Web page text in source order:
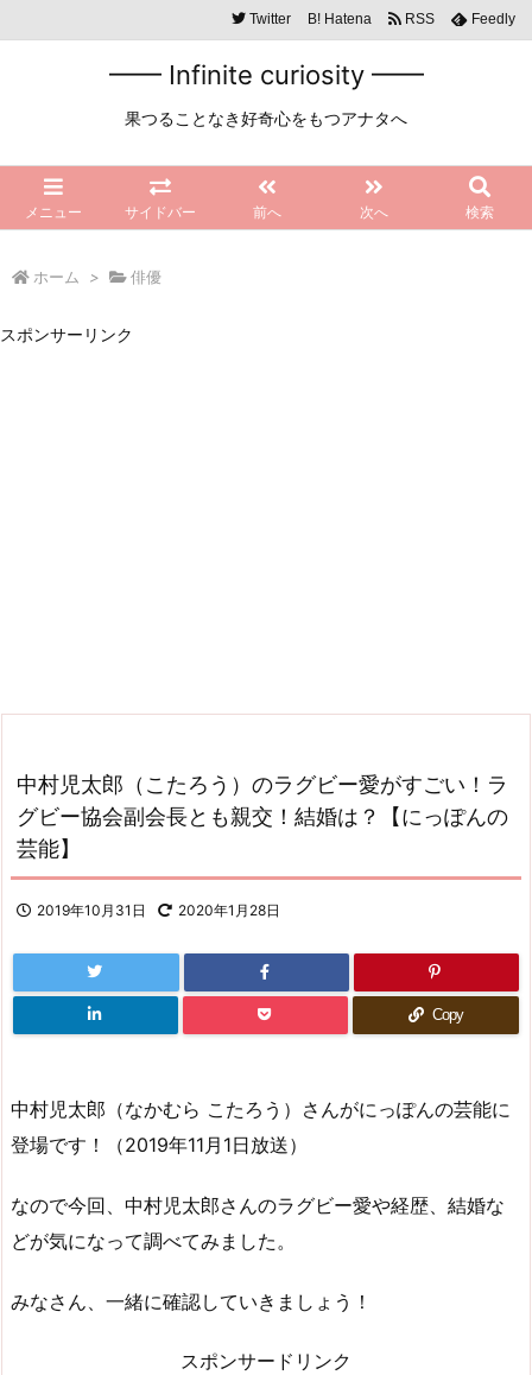
━━ Infinite curiosity ━━
果つることなき好奇心をもつアナタへ
メニュー サイドバー 前へ 次へ 検索
Twitter B! Hatena RSS Feedly
ホーム > 俳優
スポンサーリンク
中村児太郎（こたろう）のラグビー愛がすごい！ラ
グビー協会副会長とも親交！結婚は？【にっぽんの
芸能】
2019年10月31日 2020年1月28日
Copy
中村児太郎（なかむら こたろう）さんがにっぽんの芸能に
登場です！（2019年11月1日放送）
なので今回、中村児太郎さんのラグビー愛や経歴、結婚な
どが気になって調べてみました。
みなさん、一緒に確認していきましょう！
スポンサードリンク